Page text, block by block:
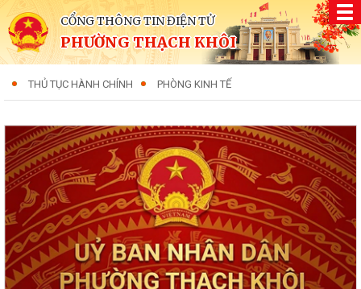
CỔNG THÔNG TIN ĐIỆN TỬ
PHƯỜNG THẠCH KHÔI
THỦ TỤC HÀNH CHÍNH PHÒNG KINH TẾ